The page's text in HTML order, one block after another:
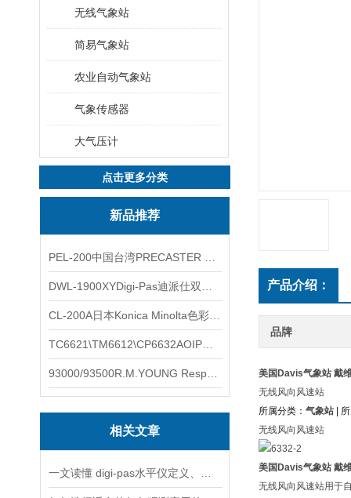
无线气象站
简易气象站
农业自动气象站
气象传感器
大气压计
点击更多分类
新品推荐
相关文章
产品介绍：
品牌
美国Davis气象站 戴
无线风向风速站
所属分类： 气象站 |
无线风向风速站
美国Davis气象站 戴
无线风向风速站用于